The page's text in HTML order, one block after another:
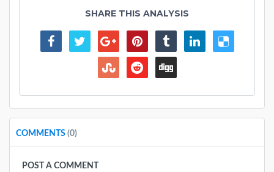
SHARE THIS ANALYSIS
COMMENTS (0)
POST A COMMENT